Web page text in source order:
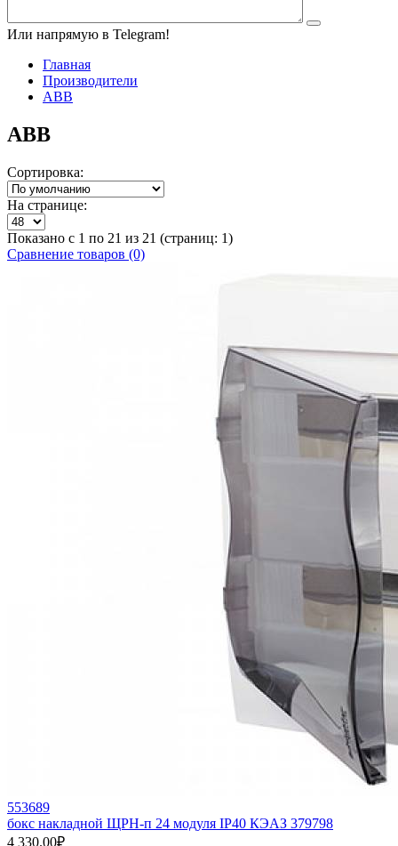
Или напрямую в Telegram!
Главная
Производители
ABB
ABB
Сортировка:
На странице:
Показано с 1 по 21 из 21 (страниц: 1)
Сравнение товаров (0)
553689
бокс накладной ЩРН-п 24 модуля IP40 КЭАЗ 379798
4 330.00₽